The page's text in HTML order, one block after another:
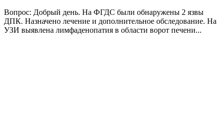
Вопрос: Добрый день. На ФГДС были обнаружены 2 язвы
ДПК. Назначено лечение и дополнительное обследование. На
УЗИ выявлена лимфаденопатия в области ворот печени...